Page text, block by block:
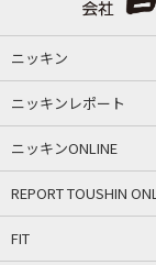
ニッキン
ニッキンレポート
ニッキンONLINE
REPORT TOUSHIN
FIT